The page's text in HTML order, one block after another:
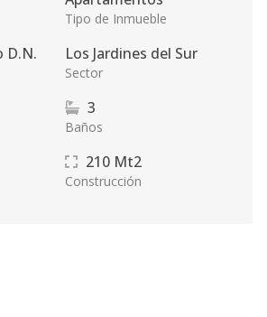
Tipo de Inmueble
D.N. Los Jardines del Sur
Sector
3
Baños
210 Mt2
Construcción